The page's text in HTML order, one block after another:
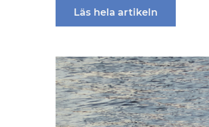
Läs hela artikeln